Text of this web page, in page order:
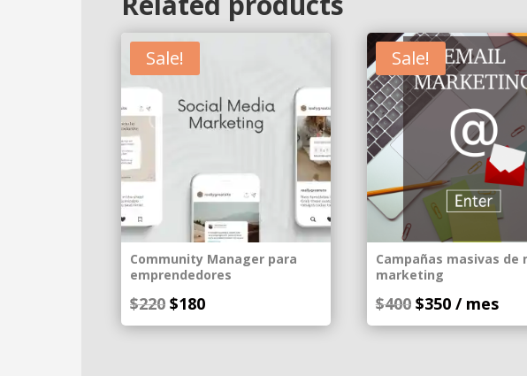
Sale!
Community Manager para
emprendedores
$220 Original
price
$180Current
price
Sale!
Campañas masivas de
marketing
$400 Original
price
$350Current
price
/ mes